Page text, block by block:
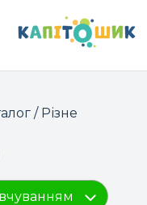
ПОШУК ТОВАРІВ:
/ Різне